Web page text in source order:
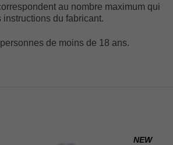
au nombre maximum qui
du fabricant.
de moins de 18 ans.
NEW